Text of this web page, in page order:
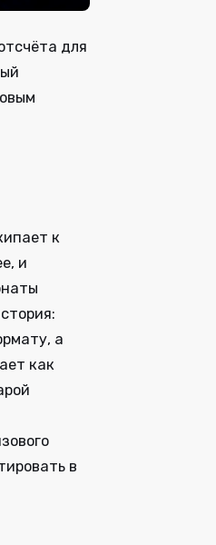
для
к
и
а
как
в